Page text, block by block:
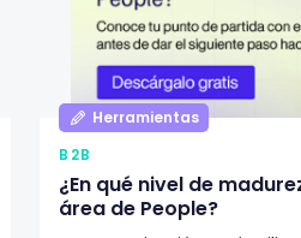
Herramientas
B2B
¿En qué nivel de
área de People?